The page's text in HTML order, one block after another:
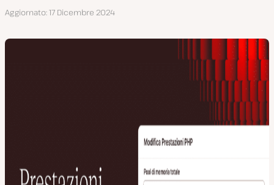
Aggiornato 17 Dicembre 2024